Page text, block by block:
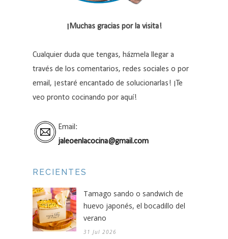
¡Muchas gracias por la visita!
Cualquier duda que tengas, házmela llegar a
través de los comentarios, redes sociales o por
email, ¡estaré encantado de solucionarlas! ¡Te
veo pronto cocinando por aquí!
Email:
jaleoenlacocina@gmail.com
RECIENTES
Tamago sando o sandwich de
huevo japonés, el bocadillo del
verano
31 Jul 2026